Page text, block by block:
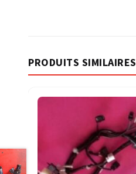
PRODUITS SIMILAIRES